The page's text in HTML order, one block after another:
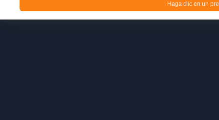
Haga clic en un